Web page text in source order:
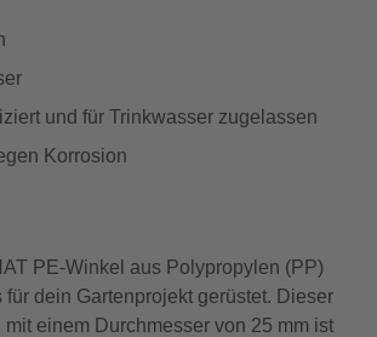
und für Trinkwasser zugelassen
Korrosion
PE-Winkel aus Polypropylen (PP)
für dein Gartenprojekt gerüstet. Dieser
einem Durchmesser von 25 mm ist